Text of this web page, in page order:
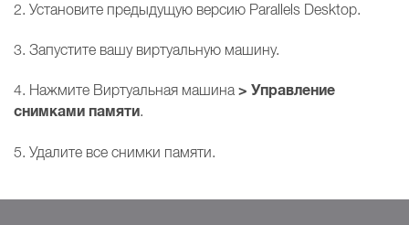
2. Установите предыдущую версию Parallels Desktop.
3. Запустите вашу виртуальную машину.
4. Нажмите Виртуальная машина> Управление
снимками памяти.
5. Удалите все снимки памяти.